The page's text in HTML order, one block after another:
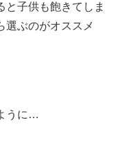
と子供も飽きてしま
選ぶのがオススメ
うに…